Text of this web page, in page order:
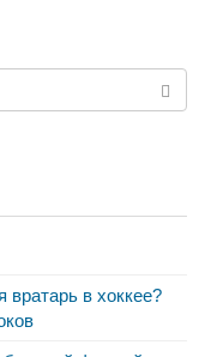
вратарь в хоккее?